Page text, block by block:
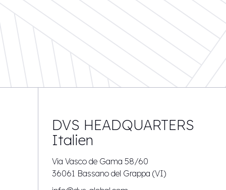
DVS HEADQUARTERS
Italien
Via Vasco de Gama 58/60
36061 Bassano del Grappa (VI)